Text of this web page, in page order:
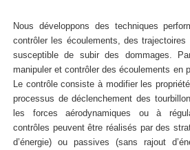
Nous développons des techniques
contrôler les écoulements, des
susceptible de subir des dommages.
manipuler et contrôler des écoulements en
Le contrôle consiste à modifier les
processus de déclenchement des
les forces aérodynamiques ou à
contrôles peuvent être réalisés par des
d’énergie) ou passives (sans rajout